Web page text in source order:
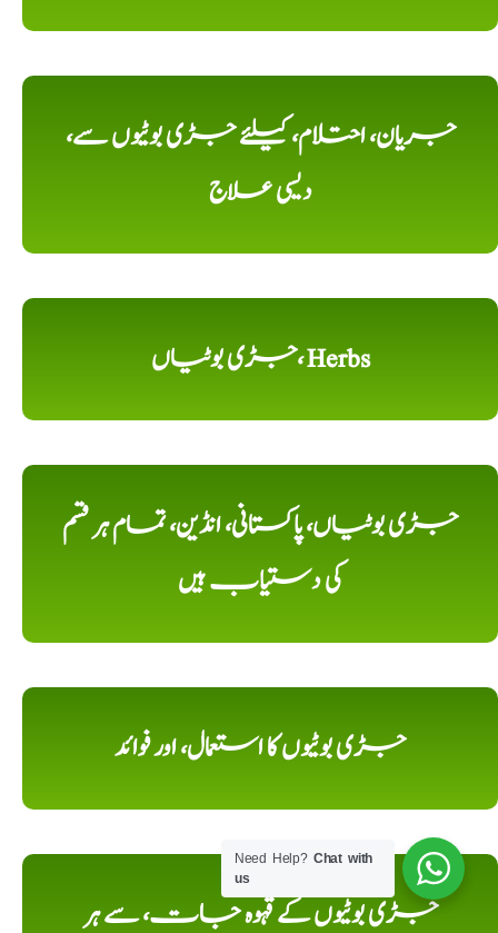
جریان، احتلام، کیلئے جڑی بوٹیوں سے،
دیسی علاج
جڑی بوٹیاں، Herbs
جڑی بوٹیاں، پاکستانی، انڈین، تمام ہر قسم
کی دستیاب ہیں
جڑی بوٹیوں کا استعمال، اور فوائد
جڑی بوٹیوں کے قہوہ جات، سے ہر
Need Help?Chat with
us